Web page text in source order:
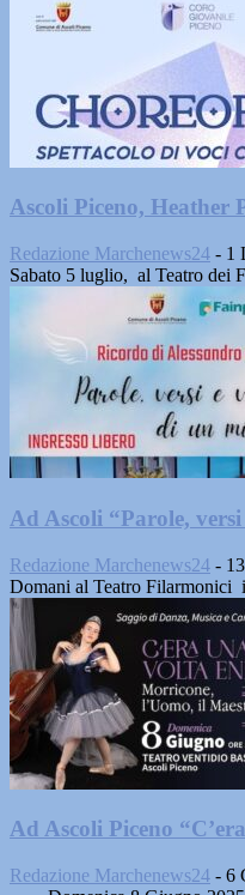
Ascoli Piceno, Heather
Redazione Marchenews24 - 1
Sabato 5 luglio, al Teatro dei
Ad Ascoli “Parole,
Redazione Marchenews24 -
Domani al Teatro Filarmonici
Ad Ascoli Piceno
Redazione Marchenews24 - 6